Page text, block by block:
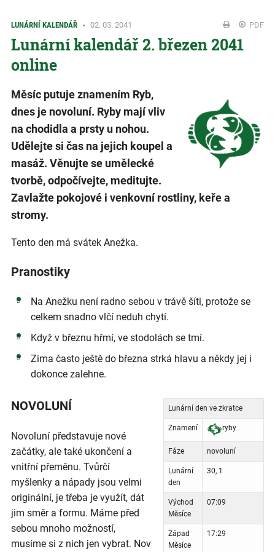
LUNÁRNÍ KALENDÁŘ 02. 03. 2041 PDF
Lunární kalendář 2. březen 2041
online
Měsíc putuje znamením Ryb,
dnes je novoluní. Ryby mají vliv
na chodidla a prsty u nohou.
Udělejte si čas na jejich koupel a
masáž. Věnujte se umělecké
tvorbě, odpočívejte, meditujte.
Zavlažte pokojové i venkovní rostliny, keře a
stromy.
Tento den má svátek Anežka.
Pranostiky
Na Anežku není radno sebou v trávě šíti, protože se
celkem snadno vlčí neduh chytí.
Když v březnu hřmí, ve stodolách se tmí.
Zima často ještě do března strká hlavu a někdy jej i
dokonce zalehne.
Lunární den ve zkratce
Znamení ryby
Fáze novoluní
Lunární
den
30, 1
Východ
Měsíce
07:09
Západ
Měsíce
17:29
NOVOLUNÍ
Novoluní představuje nové
začátky, ale také ukončení a
vnitřní přeměnu. Tvůrčí
myšlenky a nápady jsou velmi
originální, je třeba je využít, dát
jim směr a formu. Máme před
sebou mnoho možností,
musíme si z nich jen vybrat. Nov